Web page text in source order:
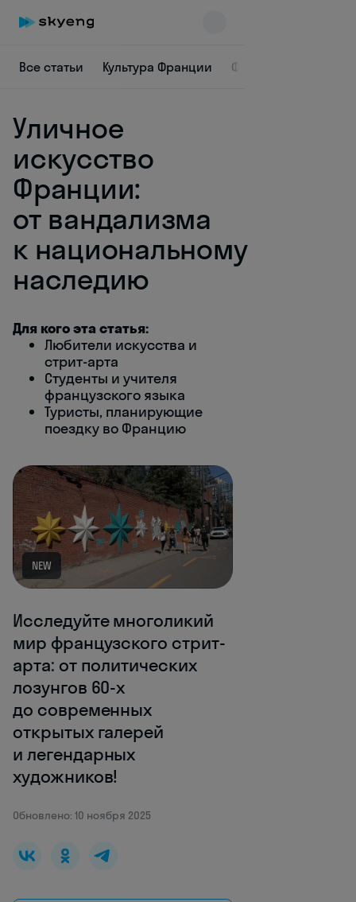
Все статьи Культура Франции Французская
Уличное
искусство
Франции:
от вандализма
к национальному
наследию
Для кого эта статья:
Любители искусства и
стрит-арта
Студенты и учителя
французского языка
Туристы, планирующие
поездку во Францию
NEW
Исследуйте многоликий
мир французского стрит-
арта: от политических
лозунгов 60‑х
до современных
открытых галерей
и легендарных
художников!
Обновлено: 10 ноября 2025
Skyeng Chat
online